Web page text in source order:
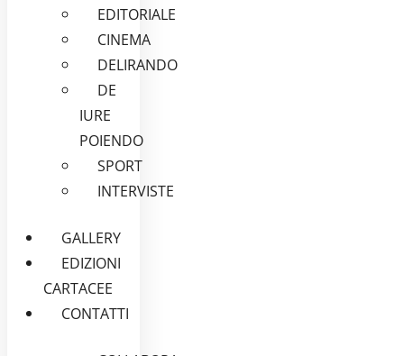
EDITORIALE
CINEMA
DELIRANDO
DE
IURE
POIENDO
SPORT
INTERVISTE
GALLERY
EDIZIONI
CARTACEE
CONTATTI